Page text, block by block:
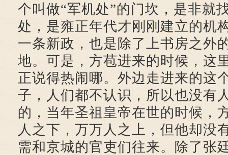
个叫做“军机处”的门坎，是非就
处，是雍正年代才刚刚建立的机
一条新政，也是除了上书房之外
地。可是，方苞进来的时候，这
正说得热闹哪。外边走进来的这
子，人们都不认识，所以也没有
的，当年圣祖皇帝在世的时候，
人之下，万万人之上，但他却没
需和京城的官吏们往来。除了张